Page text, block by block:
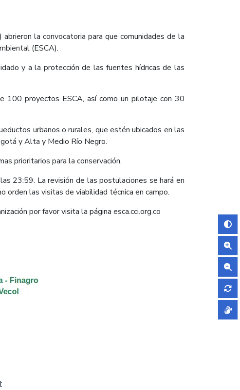
la convocatoria para que comunidades de la
(ESCA).
y a la protección de las fuentes hídricas de las
100 proyectos ESCA, así como un pilotaje con 30
urbanos o rurales, que estén ubicados en las
y Alta y Medio Río Negro.
prioritarios para la conservación.
23:59. La revisión de las postulaciones se hará en
orden las visitas de viabilidad técnica en campo.
por favor visita la página esca.cci.org.co